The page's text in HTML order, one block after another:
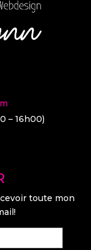
– 16h00)
toute mon